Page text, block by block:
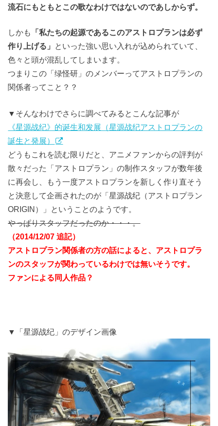
流石にもともとこの歌なわけではないのであしからず。
しかも
「私たちの起源であるこのアストロプランは必ず
作り上げる」 といった強い思い入れが込められていて、
色々と頭が混乱してしまいます。
つまりこの「绿怪研」のメンバーってアストロプランの
関係者ってこと？？
▼そんなわけでさらに調べてみるとこんな記事が
《星源战纪》的诞生和发展（星源战纪アストロプランの
誕生と発展）
どうもこれを読む限りだと、アニメファンからの評判が
散々だった「アストロプラン」の制作スタッフが数年後
に再会し、もう一度アストロプランを新しく作り直そう
と決意して企画されたのが「星源战纪（アストロプラン
ORIGIN）」ということのようです。
やっぱりスタッフだったのか・・・。
（2014/12/07 追記）
アストロプラン関係者の方の話によると、アストロプラ
ンのスタッフが関わっているわけでは無いそうです。
ファンによる同人作品？
▼「星源战纪」のデザイン画像